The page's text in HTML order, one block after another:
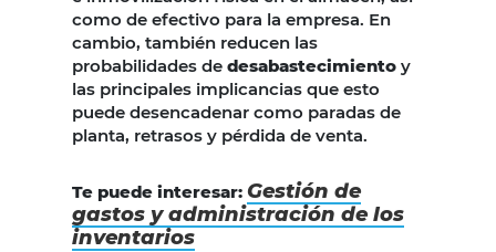
como de efectivo para la empresa. En
cambio, también reducen las
probabilidades de desabastecimiento y
las principales implicancias que esto
puede desencadenar como paradas de
planta, retrasos y pérdida de venta.
Te puede interesar: Gestión de
gastos y administración de los
inventarios